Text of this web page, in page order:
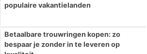
populaire vakantielanden
Betaalbare trouwringen kopen: zo
bespaar je zonder in te leveren op